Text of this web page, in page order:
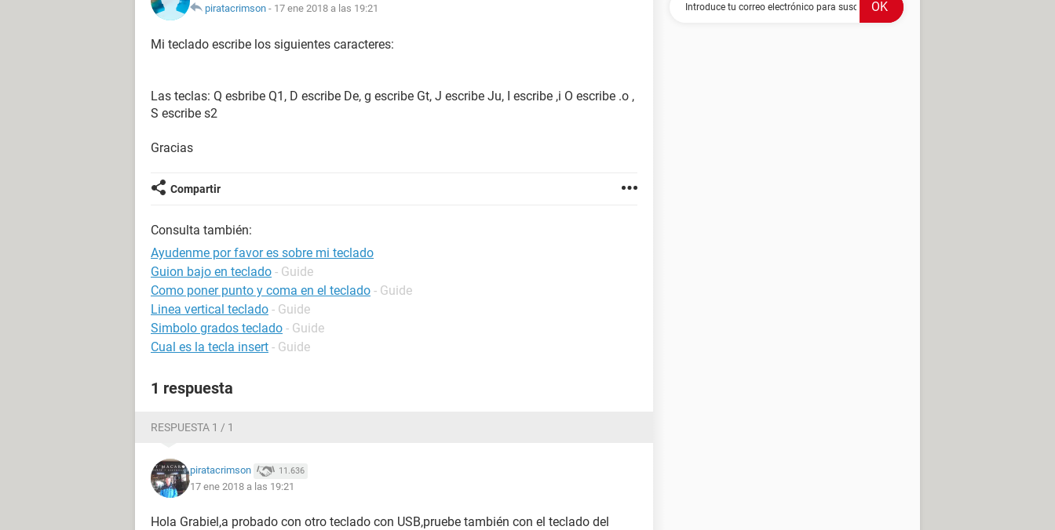
piratacrimson - 17 ene 2018 a las 19:21
Mi teclado escribe los siguientes caracteres:
Las teclas: Q esbribe Q1, D escribe De, g escribe Gt, J escribe Ju, I escribe ,i O escribe .o ,
S escribe s2
Gracias
Compartir
Consulta también:
Ayudenme por favor es sobre mi teclado
Guion bajo en teclado - Guide
Como poner punto y coma en el teclado - Guide
Linea vertical teclado - Guide
Simbolo grados teclado - Guide
Cual es la tecla insert - Guide
1 respuesta
RESPUESTA 1 / 1
piratacrimson 11.636
17 ene 2018 a las 19:21
Hola Grabiel,a probado con otro teclado con USB,pruebe también con el teclado del